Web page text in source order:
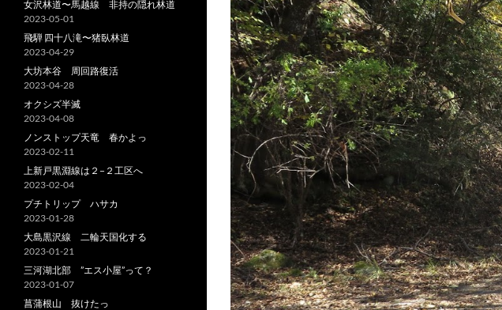
女沢林道〜馬越線 非持の隠れ林道
2023-05-01
飛騨 四十八滝〜猪臥林道
2023-04-29
大坊本谷 周回路復活
2023-04-28
オクシズ半滅
2023-04-08
ノンストップ天竜 春かよっ
2023-02-11
上新戸黒淵線は２−２工区へ
2023-02-04
プチトリップ ハサカ
2023-01-28
大島黒沢線 二輪天国化する
2023-01-21
三河湖北部 ”エス小屋”って？
2023-01-07
菖蒲根山 抜けたっ